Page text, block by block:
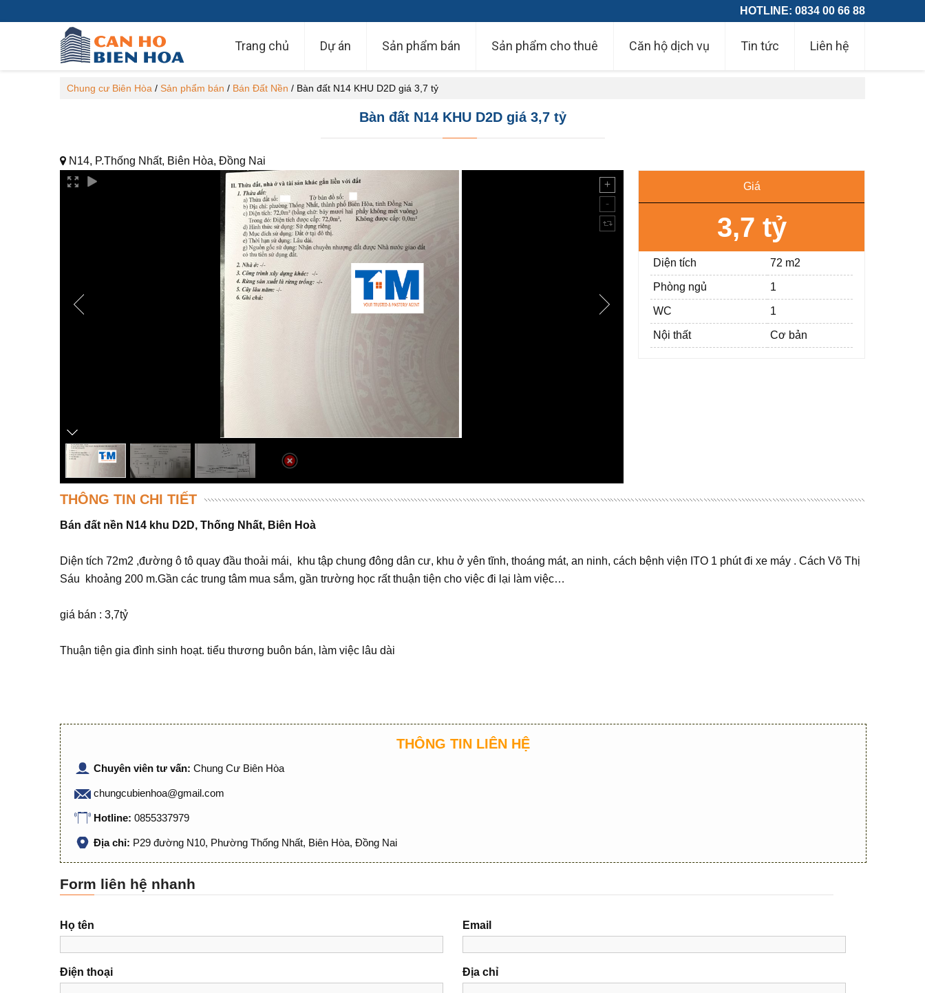
HOTLINE: 0834 00 66 88
Trang chủ Dự án Sản phẩm bán Sản phẩm cho thuê Căn hộ dịch vụ Tin tức Liên hệ
Chung cư Biên Hòa / Sản phẩm bán / Bán Đất Nền / Bàn đất N14 KHU D2D giá 3,7 tỷ
Bàn đất N14 KHU D2D giá 3,7 tỷ
N14, P.Thống Nhất, Biên Hòa, Đồng Nai
Giá
3,7 tỷ
Diện tích 72 m2
Phòng ngủ 1
WC 1
Nội thất Cơ bản
THÔNG TIN CHI TIẾT
Bán đất nền N14 khu D2D, Thống Nhất, Biên Hoà
Diện tích 72m2 ,đường ô tô quay đầu thoải mái, khu tập chung đông dân cư, khu ở yên tĩnh, thoáng mát, an ninh, cách bệnh viện ITO 1 phút đi xe máy . Cách Võ Thị
Sáu khoảng 200 m.Gần các trung tâm mua sắm, gần trường học rất thuận tiện cho việc đi lại làm việc…
giá bán : 3,7tỷ
Thuận tiện gia đình sinh hoạt. tiểu thương buôn bán, làm việc lâu dài
THÔNG TIN LIÊN HỆ
Chuyên viên tư vấn: Chung Cư Biên Hòa
chungcubienhoa@gmail.com
Hotline: 0855337979
Địa chỉ: P29 đường N10, Phường Thống Nhất, Biên Hòa, Đồng Nai
Form liên hệ nhanh
Họ tên Email
Điện thoại Địa chỉ